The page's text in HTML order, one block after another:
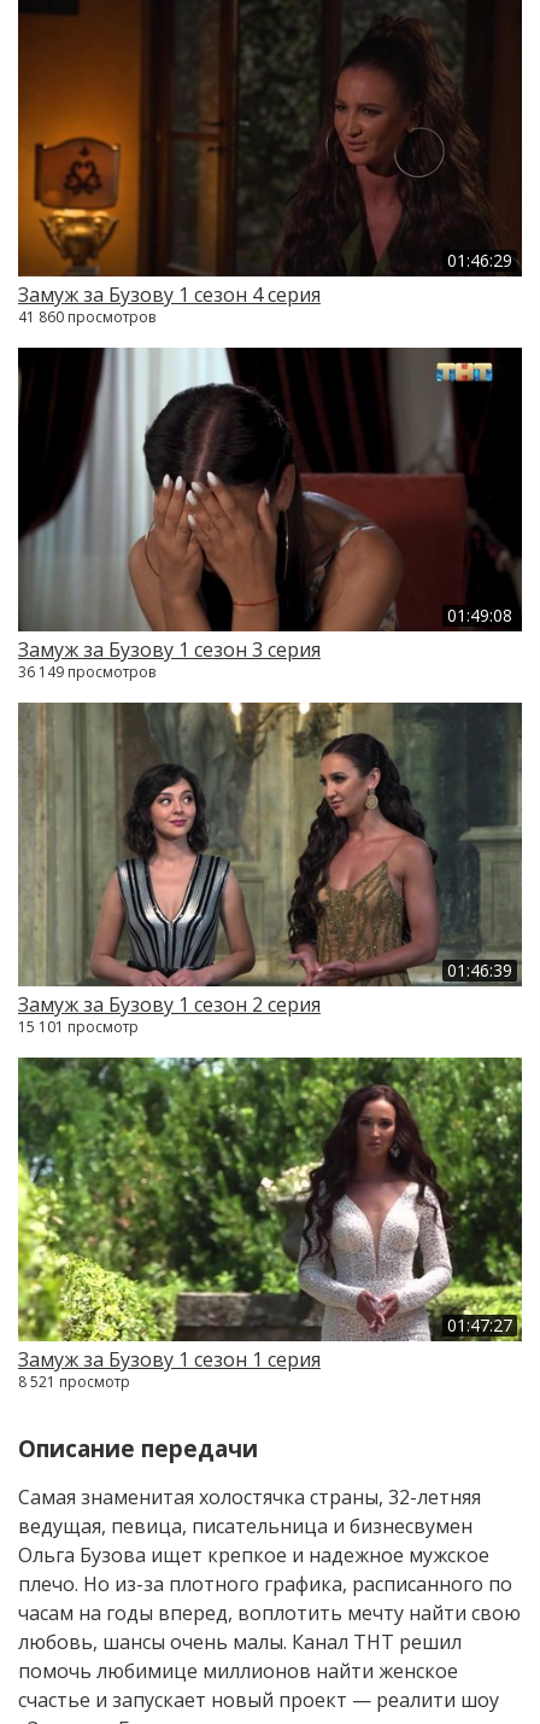
01:46:29
Замуж за Бузову 1 сезон 4 серия
41 860 просмотров
01:49:08
Замуж за Бузову 1 сезон 3 серия
36 149 просмотров
01:46:39
Замуж за Бузову 1 сезон 2 серия
15 101 просмотр
01:47:27
Замуж за Бузову 1 сезон 1 серия
8 521 просмотр
Описание передачи
Самая знаменитая холостячка страны, 32-летняя
ведущая, певица, писательница и бизнесвумен
Ольга Бузова ищет крепкое и надежное мужское
плечо. Но из-за плотного графика, расписанного по
часам на годы вперед, воплотить мечту найти свою
любовь, шансы очень малы. Канал ТНТ решил
помочь любимице миллионов найти женское
счастье и запускает новый проект — реалити шоу